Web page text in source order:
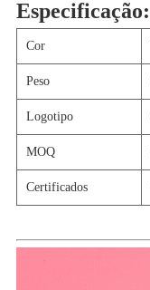
Especificação:
Cor
Peso
Logotipo
MOQ
Certificados